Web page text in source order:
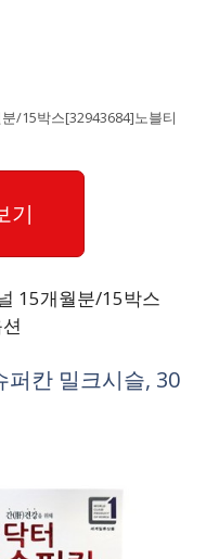
/15박스[32943684]노블티
기
15개월분/15박스
퍼칸 밀크시슬, 30